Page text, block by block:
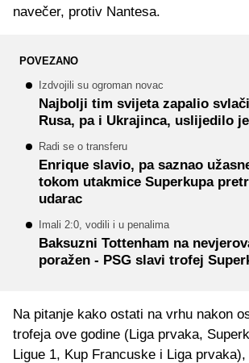
navečer, protiv Nantesa.
POVEZANO
Izdvojili su ogroman novac
Najbolji tim svijeta zapalio
Rusa, pa i Ukrajinca, uslijedilo
Radi se o transferu
Enrique slavio, pa saznao
tokom utakmice Superkupa
udarac
Imali 2:0, vodili i u penalima
Baksuzni Tottenham na
poražen - PSG slavi trofej
Na pitanje kako ostati na vrhu nakon
trofeja ove godine (Liga prvaka,
Ligue 1, Kup Francuske i Liga